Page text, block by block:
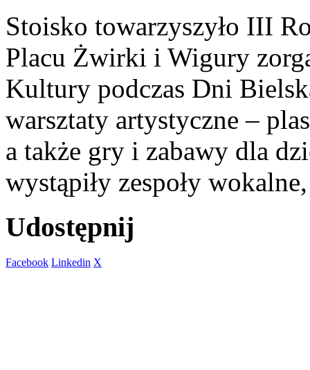
Stoisko towarzyszyło III
Placu Żwirki i Wigury
Kultury podczas Dni
warsztaty artystyczne –
a także gry i zabawy dla
wystąpiły zespoły
Udostępnij
Facebook Linkedin X